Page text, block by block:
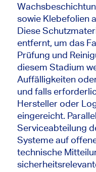
sowie Klebefolien
Diese
entfernt, um das
Prüfung und
diesem Stadium
Auffälligkeiten
und falls
Hersteller oder
eingereicht.
Serviceabteilung
Systeme auf
technische